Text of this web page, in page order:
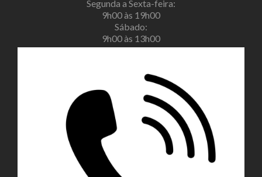
Segunda a Sexta-feira:
9h00 às 19h00
Sábado:
9h00 às 13h00